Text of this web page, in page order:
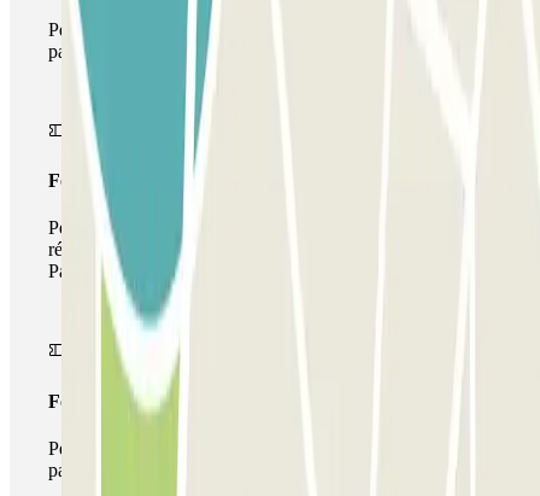
Pendant votre séjour, vous ne pourrez entrer et sortir du
parking qu'une seule fois
Forfait de stationnement multiple
Pendant votre séjour, vous pouvez utiliser l'ensemble du
réseau de parkings de cet opérateur disponible sur
Parclick.
Forfait illimité
Pendant votre séjour, vous pouvez entrer et sortir du
parking aussi souvent que vous le souhaitez.